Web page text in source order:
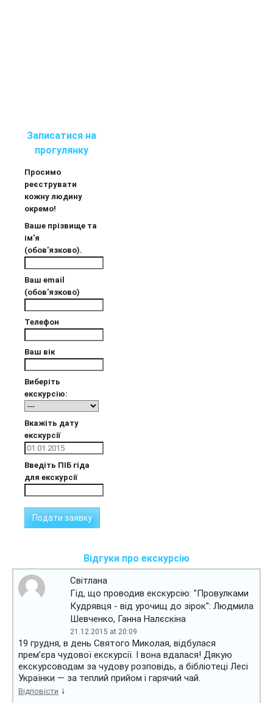
Записатися на
прогулянку
Просимо
реєструвати
кожну людину
окремо!
Ваше прізвище та
ім'я
(обов'язково).
Ваш email
(обов'язково)
Телефон
Ваш вік
Виберіть
екскурсію:
Вкажіть дату
екскурсії
Введіть ПІБ гіда
для екскурсії
Відгуки про екскурсію
Світлана
Гід, що проводив екскурсію: "Провулками
Кудрявця - від урочищ до зірок": Людмила
Шевченко, Ганна Налєскіна
21.12.2015 at 20:09
19 грудня, в день Святого Миколая, відбулася
прем’єра чудової екскурсії. І вона вдалася! Дякую
екскурсоводам за чудову розповідь, а бібліотеці Лесі
Українки — за теплий прийом і гарячий чай.
Відповісти ↓